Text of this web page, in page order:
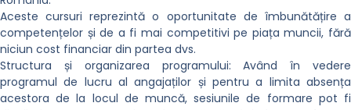
Aceste cursuri reprezintă o oportunitate de îmbunătățire a
competențelor și de a fi mai competitivi pe piața muncii, fără
niciun cost financiar din partea dvs.
Structura și organizarea programului: Având în vedere
programul de lucru al angajaților și pentru a limita absența
acestora de la locul de muncă, sesiunile de formare pot fi